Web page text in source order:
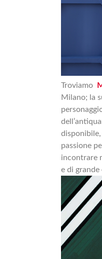
Troviamo
Milano; la
passione
incontrare
e di